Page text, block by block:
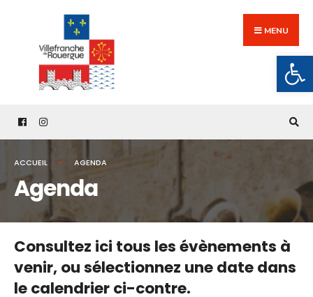
content
MENU
ACCUEIL AGENDA
Agenda
Consultez ici tous les évènements à
venir,ou sélectionnez une date dans
le calendrier ci-contre.